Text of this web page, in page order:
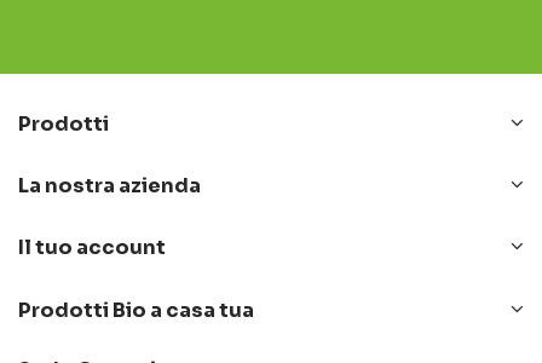
Prodotti
La nostra azienda
Il tuo account
Prodotti Bio a casa tua